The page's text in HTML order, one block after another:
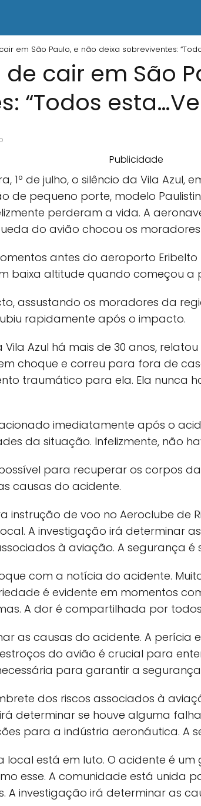
em São Paulo, e não deixa sobreviventes:
cair em São
“Todos
Publicidade
de julho, o silêncio da Vila Azul,
de pequeno porte, modelo
perderam a vida. A
do avião chocou os
antes do aeroporto Eribelto
baixa altitude quando começou a
assustando os moradores da
rapidamente após o impacto.
Azul há mais de 30 anos,
choque e correu para fora de
traumático para ela. Ela nunca
imediatamente após o
da situação. Infelizmente, não
para recuperar os corpos
causas do acidente.
instrução de voo no Aeroclube de
A investigação irá determinar
à aviação. A segurança
com a notícia do acidente.
é evidente em momentos
A dor é compartilhada por
as causas do acidente. A
do avião é crucial para
para garantir a
dos riscos associados à
determinar se houve alguma
para a indústria aeronáutica. A
está em luto. O acidente é
esse. A comunidade está unida
investigação irá determinar as